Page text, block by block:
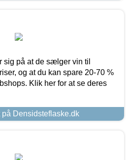
sig på at de sælger vin til
og at du kan spare 20-70 %
Klik her for at se deres
på Densidsteflaske.dk